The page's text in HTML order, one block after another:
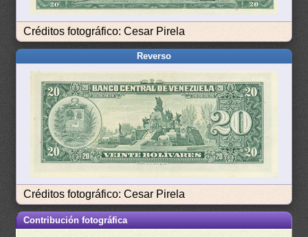
Créditos fotográfico: Cesar Pirela
Reverso
Créditos fotográfico: Cesar Pirela
Contribución fotográfica